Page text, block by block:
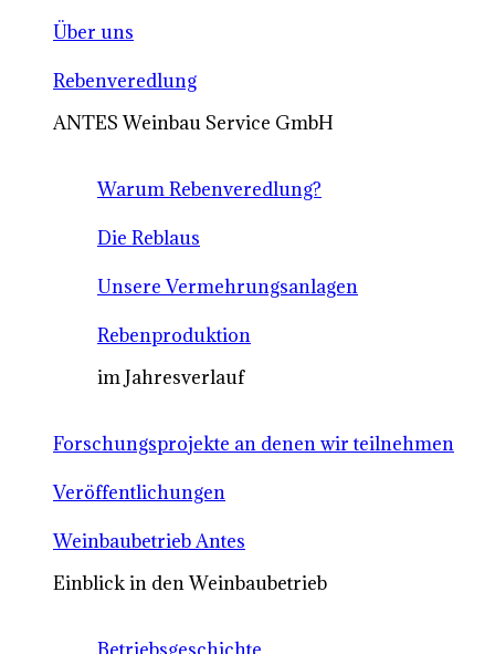
Über uns
Rebenveredlung
ANTES Weinbau Service GmbH
Warum Rebenveredlung?
Die Reblaus
Unsere Vermehrungsanlagen
Rebenproduktion
im Jahresverlauf
Forschungsprojekte an denen wir teilnehmen
Veröffentlichungen
Weinbaubetrieb Antes
Einblick in den Weinbaubetrieb